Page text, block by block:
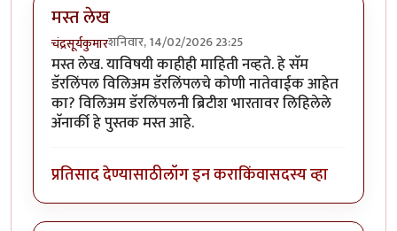
मस्त लेख
चंद्रसूर्यकुमारशनिवार, 14/02/2026 23:25
मस्त लेख. याविषयी काहीही माहिती नव्हते. हे सॅम
डॅरलिंपल विलिअम डॅरलिंपलचे कोणी नातेवाईक आहेत
का? विलिअम डॅरलिंपलनी ब्रिटीश भारतावर लिहिलेले
अ‍ॅनार्की हे पुस्तक मस्त आहे.
प्रतिसाद देण्यासाठीलॉग इन कराकिंवासदस्य व्हा